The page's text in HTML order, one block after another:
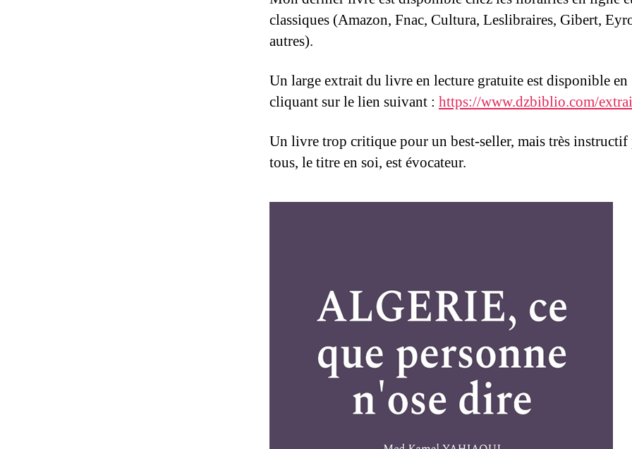
classiques (Amazon, Fnac, Cultura, Leslibraires, Gibert,
autres).
Un large extrait du livre en lecture gratuite est disponible en
cliquant sur le lien suivant : https://www.dzbiblio.com/
Un livre trop critique pour un best-seller, mais très
tous, le titre en soi, est évocateur.